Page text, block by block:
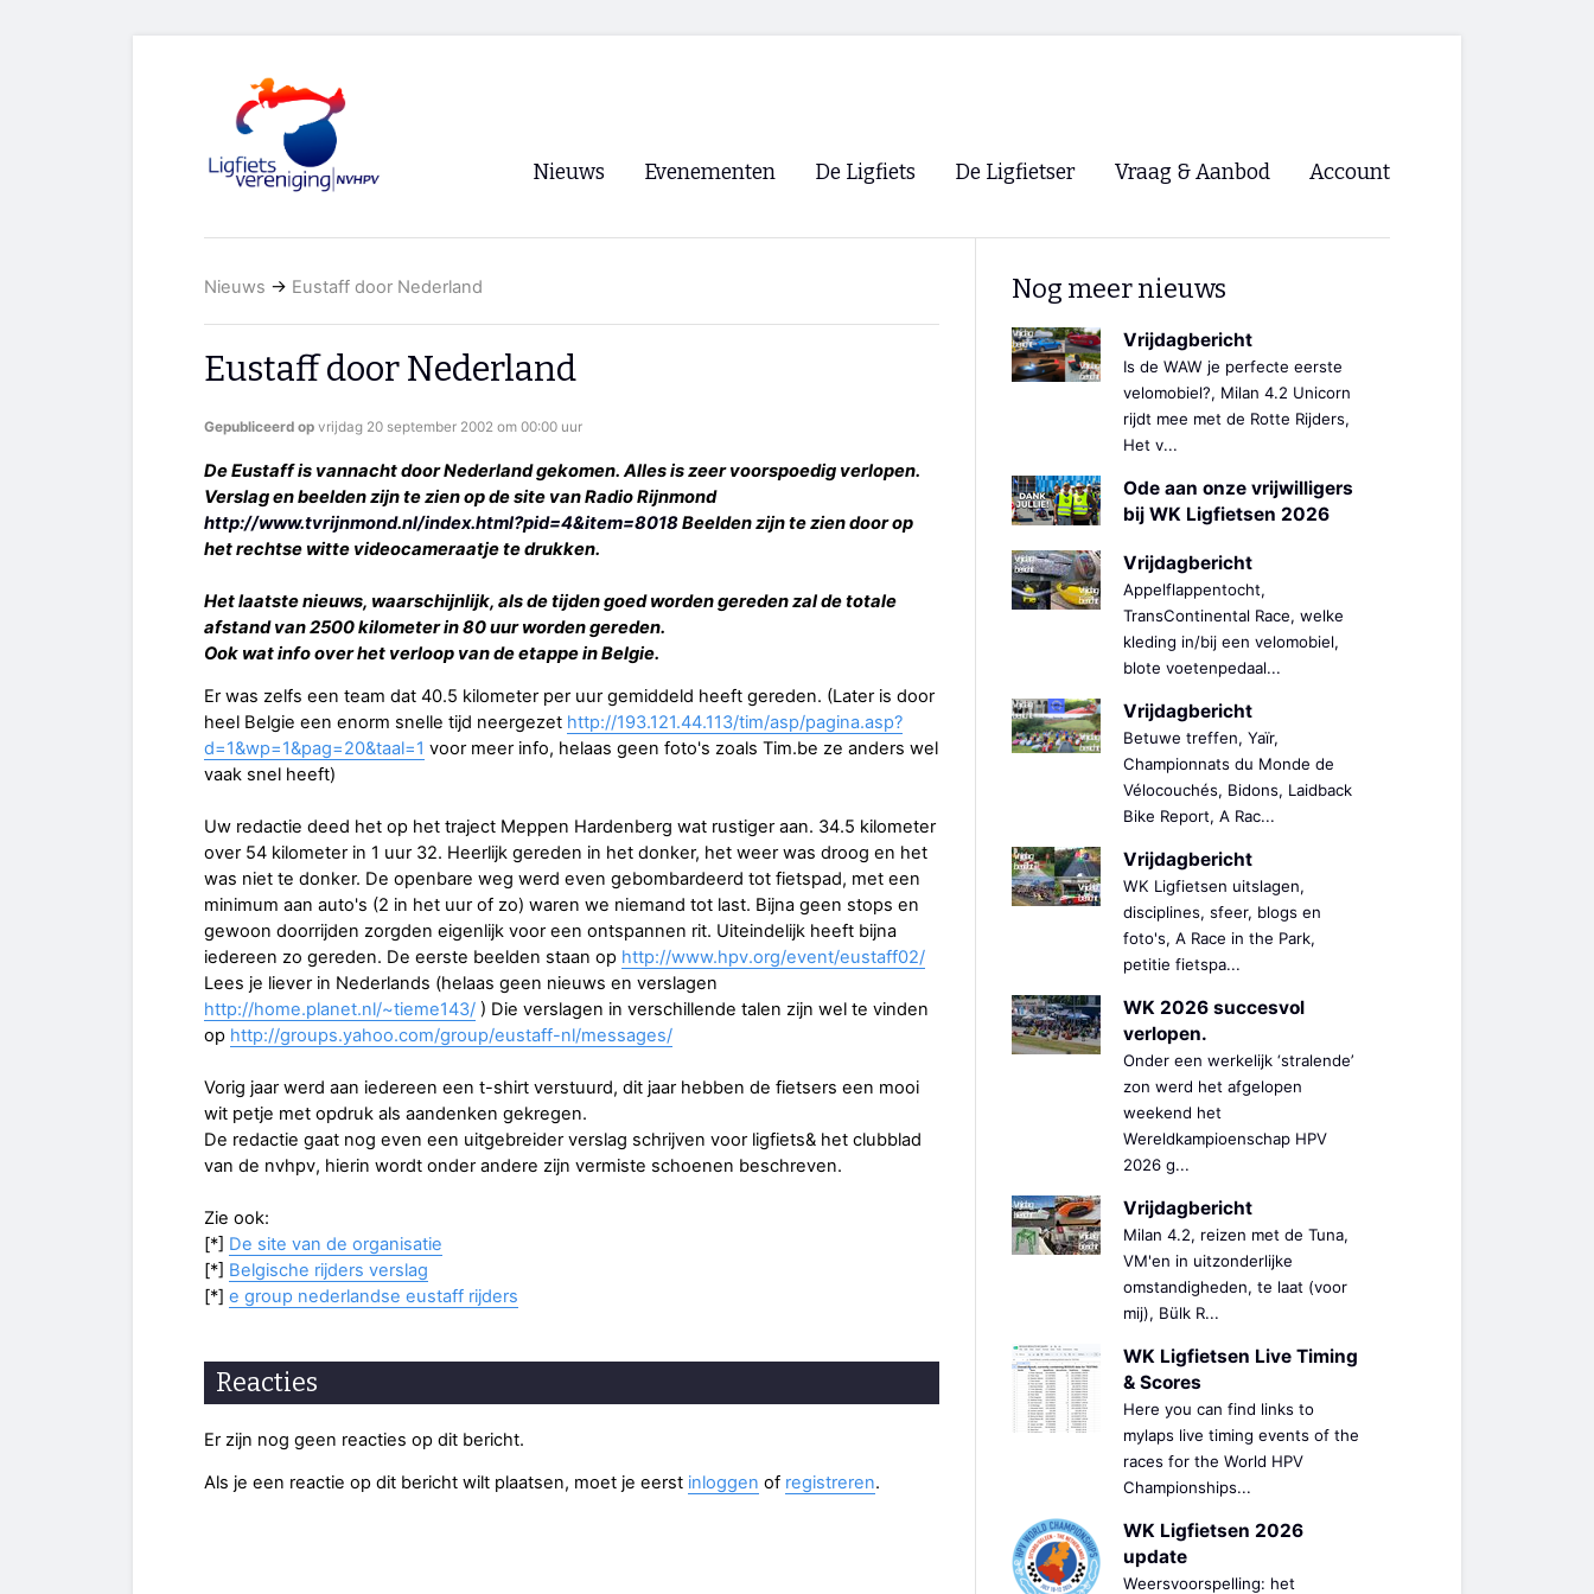
Nieuws
RSS
Evenementen
WK Ligfietsen 2026
Oliebollentocht
De Ligfiets De Ligfietser
Ligfietsvereninging NVHPV
Lokale Fietsverenigingen
Forum ligfietsers.nl 🡺
Vraag & Aanbod Account
Nieuws → Eustaff door Nederland
Eustaff door Nederland
Gepubliceerd op vrijdag 20 september 2002 om 00:00 uur
De Eustaff is vannacht door Nederland gekomen. Alles is zeer voorspoedig verlopen.
Verslag en beelden zijn te zien op de site van Radio Rijnmond
http://www.tvrijnmond.nl/index.html?pid=4&item=8018Beelden zijn te zien door op
het rechtse witte videocameraatje te drukken.
Het laatste nieuws, waarschijnlijk, als de tijden goed worden gereden zal de totale
afstand van 2500 kilometer in 80 uur worden gereden.
Ook wat info over het verloop van de etappe in Belgie.
Er was zelfs een team dat 40.5 kilometer per uur gemiddeld heeft gereden. (Later is door
heel Belgie een enorm snelle tijd neergezet http://193.121.44.113/tim/asp/pagina.asp?
d=1&wp=1&pag=20&taal=1 voor meer info, helaas geen foto's zoals Tim.be ze anders wel
vaak snel heeft)
Uw redactie deed het op het traject Meppen Hardenberg wat rustiger aan. 34.5 kilometer
over 54 kilometer in 1 uur 32. Heerlijk gereden in het donker, het weer was droog en het
was niet te donker. De openbare weg werd even gebombardeerd tot fietspad, met een
minimum aan auto's (2 in het uur of zo) waren we niemand tot last. Bijna geen stops en
gewoon doorrijden zorgden eigenlijk voor een ontspannen rit. Uiteindelijk heeft bijna
iedereen zo gereden. De eerste beelden staan op http://www.hpv.org/event/eustaff02/
Lees je liever in Nederlands (helaas geen nieuws en verslagen
http://home.planet.nl/~tieme143/ ) Die verslagen in verschillende talen zijn wel te vinden
op http://groups.yahoo.com/group/eustaff-nl/messages/
Vorig jaar werd aan iedereen een t-shirt verstuurd, dit jaar hebben de fietsers een mooi
wit petje met opdruk als aandenken gekregen.
De redactie gaat nog even een uitgebreider verslag schrijven voor ligfiets& het clubblad
van de nvhpv, hierin wordt onder andere zijn vermiste schoenen beschreven.
Zie ook:
[*] De site van de organisatie
[*] Belgische rijders verslag
[*] e group nederlandse eustaff rijders
Reacties
Er zijn nog geen reacties op dit bericht.
Als je een reactie op dit bericht wilt plaatsen, moet je eerst inloggen of registreren.
Nog meer nieuws
Vrijdagbericht
Is de WAW je perfecte eerste
velomobiel?, Milan 4.2 Unicorn
rijdt mee met de Rotte Rijders,
Het v...
Ode aan onze vrijwilligers
bij WK Ligfietsen 2026
Vrijdagbericht
Appelflappentocht,
TransContinental Race, welke
kleding in/bij een velomobiel,
blote voetenpedaal...
Vrijdagbericht
Betuwe treffen, Yaïr,
Championnats du Monde de
Vélocouchés, Bidons, Laidback
Bike Report, A Rac...
Vrijdagbericht
WK Ligfietsen uitslagen,
disciplines, sfeer, blogs en
foto's, A Race in the Park,
petitie fietspa...
WK 2026 succesvol
verlopen.
Onder een werkelijk ‘stralende’
zon werd het afgelopen
weekend het
Wereldkampioenschap HPV
2026 g...
Vrijdagbericht
Milan 4.2, reizen met de Tuna,
VM'en in uitzonderlijke
omstandigheden, te laat (voor
mij), Bülk R...
WK Ligfietsen Live Timing
& Scores
Here you can find links to
mylaps live timing events of the
races for the World HPV
Championships...
WK Ligfietsen 2026
update
Weersvoorspelling: het